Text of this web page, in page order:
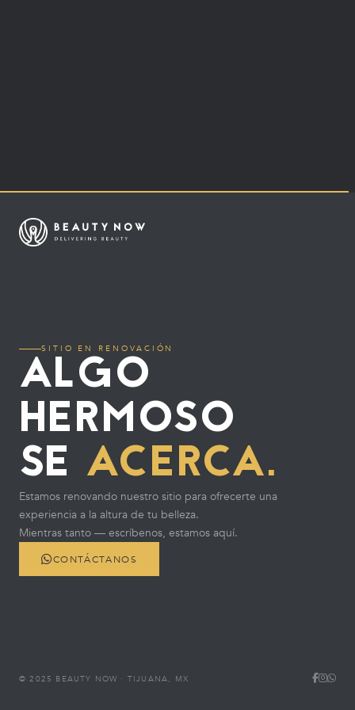
SITIO EN RENOVACIÓN
ALGO
HERMOSO
SE ACERCA.
Estamos renovando nuestro sitio para ofrecerte una
experiencia a la altura de tu belleza.
Mientras tanto — escríbenos, estamos aquí.
CONTÁCTANOS
© 2025 BEAUTY NOW · TIJUANA, MX